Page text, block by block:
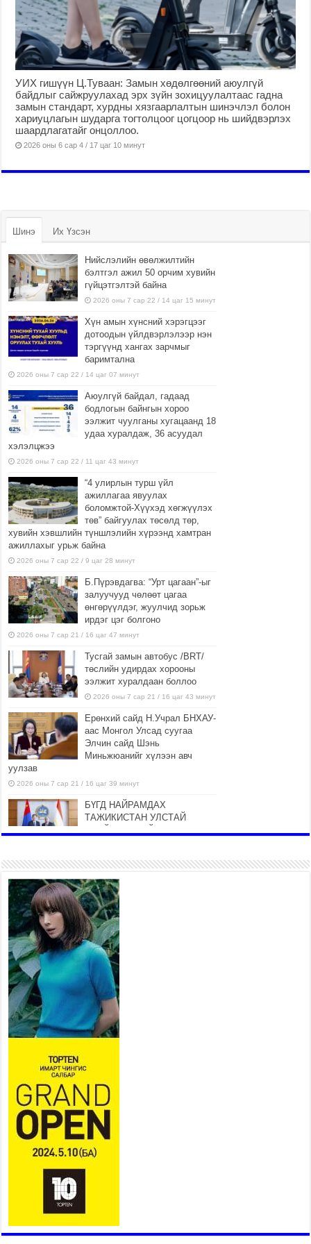
УИХ гишүүн Ц.Туваан: Замын хөдөлгөөний аюулгүй
байдлыг сайжруулахад эрх зүйн зохицуулалтаас гадна
замын стандарт, хурдны хязгаарлалтын шинэчлэл болон
хариуцлагын шударга тогтолцоог цогцоор нь шийдвэрлэх
шаардлагатайг онцоллоо.
2026 оны 6 сар 4 / 17 цаг 10 минут
Шинэ Их Үзсэн
Нийслэлийн өвөлжилтийн
бэлтгэл ажил 50 орчим хувийн
гүйцэтгэлтэй байна
2026 оны 7 сар 22 / 14 цаг 15 минут
Хүн амын хүнсний хэрэгцээг
дотоодын үйлдвэрлэлээр нэн
тэргүүнд хангах зарчмыг
баримтална
2026 оны 7 сар 22 / 14 цаг 07 минут
Аюулгүй байдал, гадаад
бодлогын байнгын хороо
ээлжит чуулганы хугацаанд 18
удаа хуралдаж, 36 асуудал
хэлэлцжээ
2026 оны 7 сар 22 / 11 цаг 43 минут
“4 улирлын турш үйл
ажиллагаа явуулах
боломжтой-Хүүхэд хөгжүүлэх
төв” байгуулах төсөлд төр,
хувийн хэвшлийн түншлэлийн хүрээнд хамтран
ажиллахыг урьж байна
2026 оны 7 сар 22 / 9 цаг 28 минут
Б.Пүрэвдагва: “Урт цагаан”-ыг
залуучууд чөлөөт цагаа
өнгөрүүлдэг, жуулчид зорьж
ирдэг цэг болгоно
2026 оны 7 сар 21 / 16 цаг 47 минут
Тусгай замын автобус /BRT/
төслийн удирдах хорооны
ээлжит хуралдаан боллоо
2026 оны 7 сар 21 / 16 цаг 43 минут
Ерөнхий сайд Н.Учрал БНХАУ-
аас Монгол Улсад суугаа
Элчин сайд Шэнь
Миньжюанийг хүлээн авч
уулзав
2026 оны 7 сар 21 / 16 цаг 39 минут
БҮГД НАЙРАМДАХ
ТАЖИКИСТАН УЛСТАЙ
26,992 суралцагч хотхоны бага
сургуульд, 8100 суралцагч
төрөлжсөн ахлах сургуульд
суралцана
2026 оны 7 сар 21 / 13 цаг 43 минут
COP17 хурлын үеэрх замын
хөдөлгөөн, нийтийн тээврийн
зохицуулалт, сургууль,
цэцэрлэг, зах, худалдааны
төвийн ажиллах хуваарийг гаргаж, иргэдэд
мэдээлэхийг үүрэг болголоо
2026 оны 7 сар 21 / 11 цаг 59 минут
Гэр бүлийн хэрэг шүүхэд хянан шийдвэрлэх
тухай хуулиар хүүхдийн дээд ашиг сонирхлыг
нэн тэргүүнд хангахыг баталгаажууллаа
2026 оны 7 сар 21 / 11 цаг 42 минут
Б.Пүрэвдагва: “Туул-1” коллекторыг ашиглалтад
оруулж байж бид гэр хорооллыг барилгажуулна
2026 оны 7 сар 21 / 10 цаг 15 минут
АЖЛЫГ ХҮНД СУРТЛЫГ БУУРУУЛЖ, ИРГЭД,
АЖ АХУЙН НЭГЖИЙН АЧААГ ХЭРХЭН
ХӨНГӨЛСНӨӨР ДҮГНЭНЭ
2026 оны 7 сар 21 / 10 цаг 09 минут
Байнгын хорооны дарга М.Мандхай Цөлжилттэй